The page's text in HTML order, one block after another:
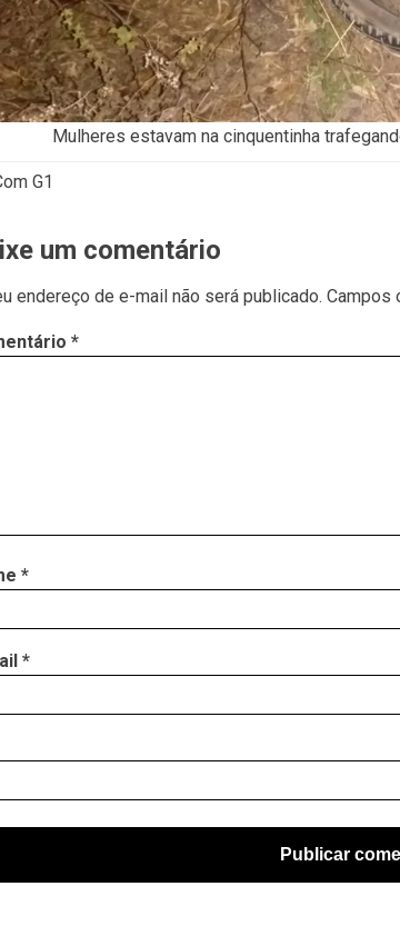
Mulheres estavam na cinquentinha
G1
um comentário
endereço de e-mail não será publicado. Campos
*
*
*